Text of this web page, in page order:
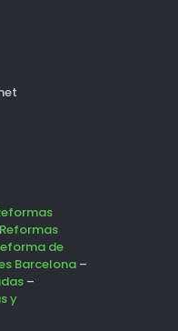
Reformas
de
Barcelona –
–
y